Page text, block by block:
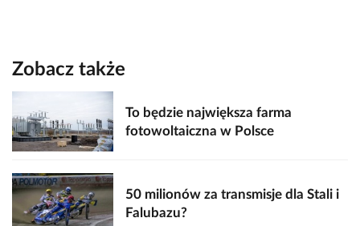
Zobacz także
To będzie największa farma
fotowoltaiczna w Polsce
50 milionów za transmisje dla Stali i
Falubazu?